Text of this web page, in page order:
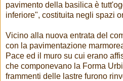
pavimento della basilica è
inferiore", costituita negli spazi
Vicino alla nuova entrata del
con la pavimentazione
Pace ed il muro su cui erano
che componevano la Forma
frammenti delle lastre furono